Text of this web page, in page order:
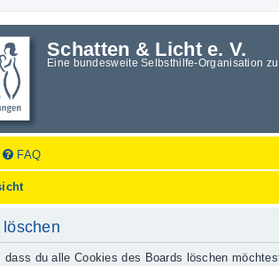
Schatten & Licht e. V.
Eine bundesweite Selbsthilfe-Organisation
FAQ
dass du alle Cookies des Boards löschen